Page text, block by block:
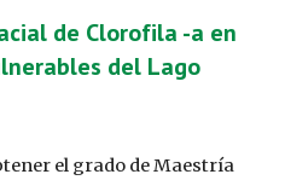
de Clorofila -a en
del Lago
el grado de Maestría